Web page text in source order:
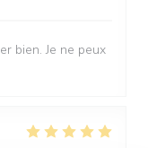
bien. Je ne peux